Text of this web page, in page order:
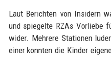
Laut Berichten von Insidern
und spiegelte RZAs Vorliebe
wider. Mehrere Stationen
einer konnten die Kinder